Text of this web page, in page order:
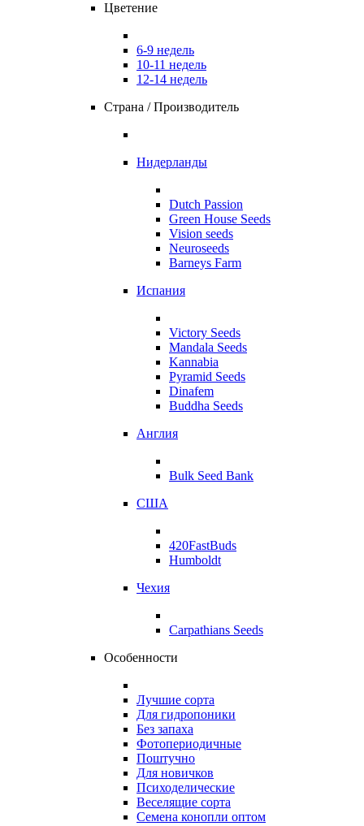
Цветение
6-9 недель
10-11 недель
12-14 недель
Страна / Производитель
Нидерланды
Dutch Passion
Green House Seeds
Vision seeds
Neuroseeds
Barneys Farm
Испания
Victory Seeds
Mandala Seeds
Kannabia
Pyramid Seeds
Dinafem
Buddha Seeds
Англия
Bulk Seed Bank
США
420FastBuds
Humboldt
Чехия
Carpathians Seeds
Особенности
Лучшие сорта
Для гидропоники
Без запаха
Фотопериодичные
Поштучно
Для новичков
Психоделические
Веселящие сорта
Семена конопли оптом